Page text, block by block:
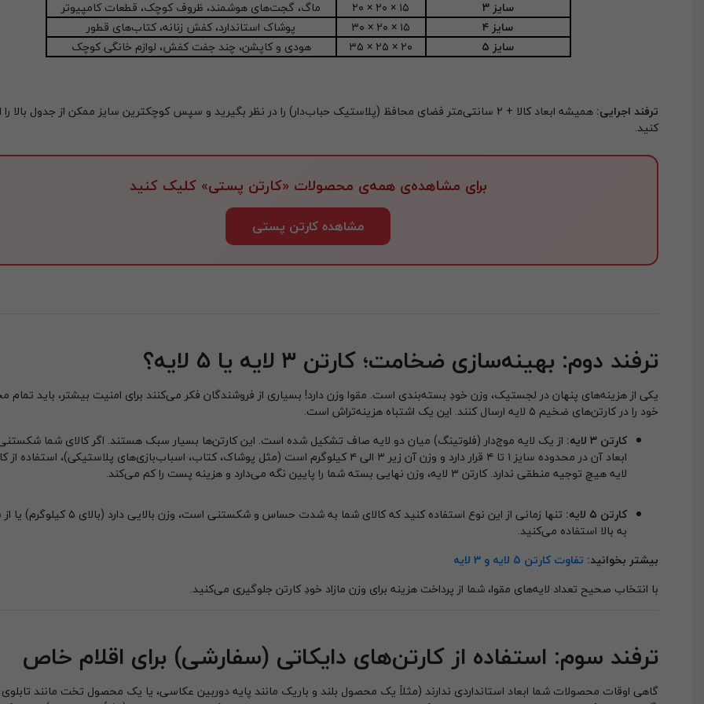
سایز ۳
۲۰ × ۲۰ × ۱۵
ماگ، گجت‌های هوشمند، ظروف کوچک، قطعات کامپیوتر
سایز ۴
۳۰ × ۲۰ × ۱۵
پوشاک استاندارد، کفش زنانه، کتاب‌های قطور
سایز ۵
۳۵ × ۲۵ × ۲۰ هودی و کاپشن، چند جفت کفش، لوازم خانگی کوچک
ترفند اجرایی:
همیشه ابعاد کالا + ۲ سانتی‌متر فضای محافظ (پلاستیک حباب‌دار) را در نظر بگیرید و سپس کوچکترین سایز ممکن از جدول بالا
کنید.
برای مشاهده‌ی همه‌ی محصولات «کارتن پستی» کلیک کنید
مشاهده کارتن پستی
ترفند دوم: بهینه‌سازی ضخامت؛ کارتن ۳ لایه یا ۵ لایه؟
یکی از هزینه‌های پنهان در لجستیک، وزن خودِ بسته‌بندی است. مقوا وزن دارد! بسیاری از فروشندگان فکر می‌کنند برای امنیت بیشتر، باید تمام
خود را در کارتن‌های ضخیم ۵ لایه ارسال کنند. این یک اشتباه هزینه‌تراش است.
کارتن ۳ لایه:
از یک لایه موج‌دار (فلوتینگ) میان دو لایه صاف تشکیل شده است. این کارتن‌ها بسیار سبک هستند. اگر کالای شما
لایه هیچ توجیه منطقی ندارد. کارتن ۳ لایه، وزن نهایی بسته شما را پایین نگه می‌دارد و هزینه پست را کم می‌کند.
کارتن ۵ لایه:
به بالا استفاده می‌کنید.
بیشتر بخوانید: تفاوت کارتن 5 لایه و 3 لایه
با انتخاب صحیح تعداد لایه‌های مقوا، شما از پرداخت هزینه برای وزن مازاد خودِ کارتن جلوگیری می‌کنید.
ترفند سوم: استفاده از کارتن‌های دایکاتی (سفارشی) برای اقلام خاص
گاهی اوقات محصولات شما ابعاد استانداردی ندارند (مثلاً یک محصول بلند و باریک مانند پایه دوربین عکاسی، یا یک محصول تخت مانند